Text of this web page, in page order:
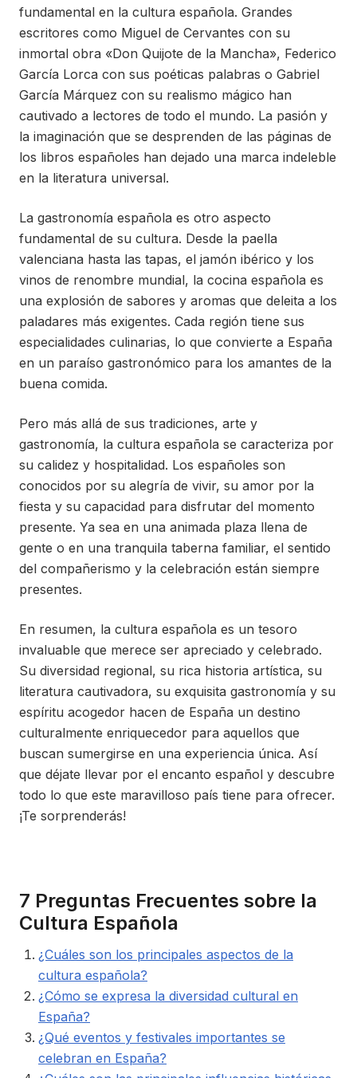
fundamental en la cultura española. Grandes
escritores como Miguel de Cervantes con su
inmortal obra «Don Quijote de la Mancha», Federico
García Lorca con sus poéticas palabras o Gabriel
García Márquez con su realismo mágico han
cautivado a lectores de todo el mundo. La pasión y
la imaginación que se desprenden de las páginas de
los libros españoles han dejado una marca indeleble
en la literatura universal.
La gastronomía española es otro aspecto
fundamental de su cultura. Desde la paella
valenciana hasta las tapas, el jamón ibérico y los
vinos de renombre mundial, la cocina española es
una explosión de sabores y aromas que deleita a los
paladares más exigentes. Cada región tiene sus
especialidades culinarias, lo que convierte a España
en un paraíso gastronómico para los amantes de la
buena comida.
Pero más allá de sus tradiciones, arte y
gastronomía, la cultura española se caracteriza por
su calidez y hospitalidad. Los españoles son
conocidos por su alegría de vivir, su amor por la
fiesta y su capacidad para disfrutar del momento
presente. Ya sea en una animada plaza llena de
gente o en una tranquila taberna familiar, el sentido
del compañerismo y la celebración están siempre
presentes.
En resumen, la cultura española es un tesoro
invaluable que merece ser apreciado y celebrado.
Su diversidad regional, su rica historia artística, su
literatura cautivadora, su exquisita gastronomía y su
espíritu acogedor hacen de España un destino
culturalmente enriquecedor para aquellos que
buscan sumergirse en una experiencia única. Así
que déjate llevar por el encanto español y descubre
todo lo que este maravilloso país tiene para ofrecer.
¡Te sorprenderás!
7 Preguntas Frecuentes sobre la
Cultura Española
¿Cuáles son los principales aspectos de la
cultura española?
¿Cómo se expresa la diversidad cultural en
España?
¿Qué eventos y festivales importantes se
celebran en España?